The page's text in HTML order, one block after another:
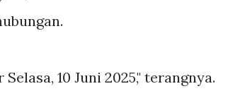
10 Juni 2025," terangnya.